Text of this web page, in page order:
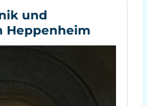
und
Heppenheim